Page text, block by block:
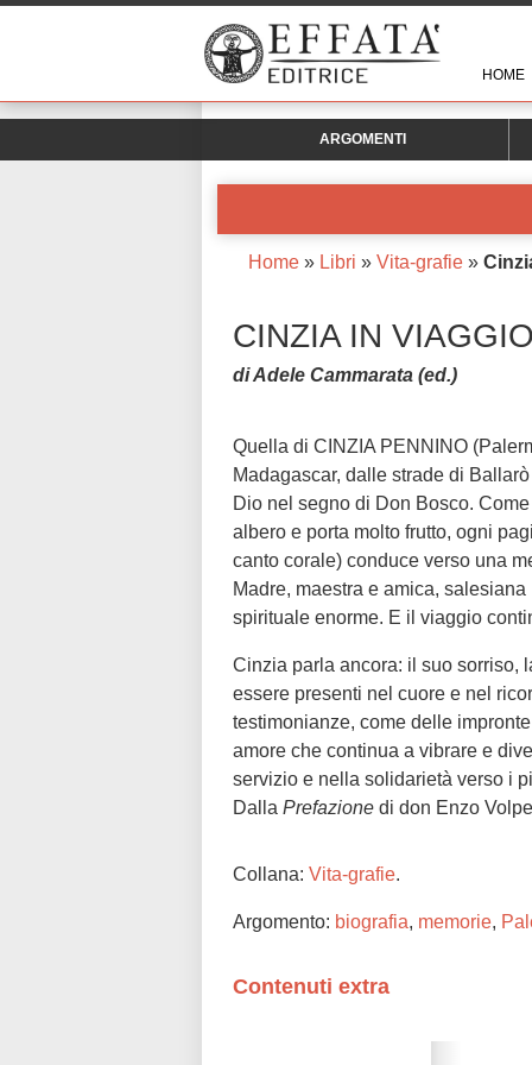
HOME
ARGOMENTI
Home » Libri » Vita-grafie »
CINZIA IN
di Adele Cammarata (ed.)
Quella di CINZIA PENNINO
Madagascar, dalle strade di
Dio nel segno di Don Bosco.
albero e porta molto frutto, ogni
canto corale) conduce verso una
Madre, maestra e amica,
spirituale enorme. E il viaggio
Cinzia parla ancora: il suo sorriso,
essere presenti nel cuore e nel
testimonianze, come delle
amore che continua a vibrare e
servizio e nella solidarietà verso i
Dalla Prefazione di don Enzo
Collana: Vita-grafie.
Argomento: biografia, memorie,
Contenuti extra